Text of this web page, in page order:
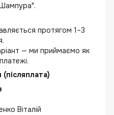
протягом 1–3
— ми приймаємо як
Віталій